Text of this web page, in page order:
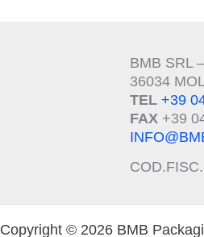
BMB SRL
36034
TEL +39
FAX +39
Copyright © 2026 BMB